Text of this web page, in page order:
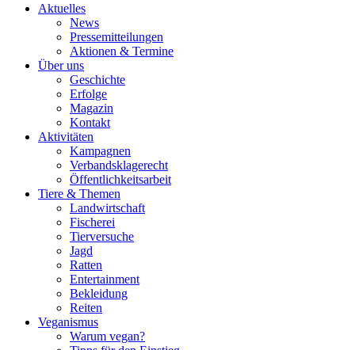
Aktuelles
News
Pressemitteilungen
Aktionen & Termine
Über uns
Geschichte
Erfolge
Magazin
Kontakt
Aktivitäten
Kampagnen
Verbandsklagerecht
Öffentlichkeitsarbeit
Tiere & Themen
Landwirtschaft
Fischerei
Tierversuche
Jagd
Ratten
Entertainment
Bekleidung
Reiten
Veganismus
Warum vegan?